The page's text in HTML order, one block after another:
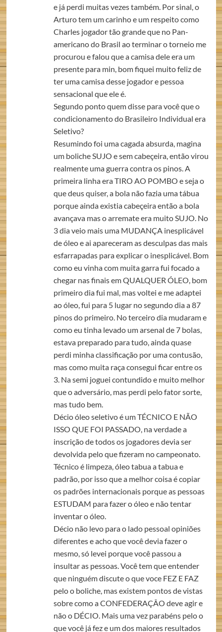
e já perdi muitas vezes também. Por sinal, o
Arturo tem um carinho e um respeito como
Charles jogador tão grande que no Pan-
americano do Brasil ao terminar o torneio me
procurou e falou que a camisa dele era um
presente para min, bom fiquei muito feliz de
ter uma camisa desse jogador e pessoa
sensacional que ele é.
Segundo ponto quem disse para você que o
condicionamento do Brasileiro Individual era
Seletivo?
Resumindo foi uma cagada absurda, magina
um boliche SUJO e sem cabeçeira, então virou
realmente uma guerra contra os pinos. A
primeira linha era TIRO AO POMBO e seja o
que deus quiser, a bola não fazia uma tábua
porque ainda existia cabeçeira então a bola
avançava mas o arremate era muito SUJO. No
3 dia veio mais uma MUDANÇA inesplicável
de óleo e ai apareceram as desculpas das mais
esfarrapadas para explicar o inesplicável. Bom
como eu vinha com muita garra fui focado a
chegar nas finais em QUALQUER ÓLEO, bom
primeiro dia fui mal, mas voltei e me adaptei
ao óleo, fui para 5 lugar no segundo dia a 87
pinos do primeiro. No terceiro dia mudaram e
como eu tinha levado um arsenal de 7 bolas,
estava preparado para tudo, ainda quase
perdi minha classificação por uma contusão,
mas como muita raça consegui ficar entre os
3. Na semi joguei contundido e muito melhor
que o adversário, mas perdi pelo fator sorte,
mas tudo bem.
Décio óleo seletivo é um TÉCNICO E NÃO
ISSO QUE FOI PASSADO, na verdade a
inscrição de todos os jogadores devia ser
devolvida pelo que fizeram no campeonato.
Técnico é limpeza, óleo tabua a tabua e
padrão, por isso que a melhor coisa é copiar
os padrões internacionais porque as pessoas
ESTUDAM para fazer o óleo e não tentar
inventar o óleo.
Décio não levo para o lado pessoal opiniões
diferentes e acho que você devia fazer o
mesmo, só levei porque você passou a
insultar as pessoas. Você tem que entender
que ninguém discute o que voce FEZ E FAZ
pelo o boliche, mas existem pontos de vistas
sobre como a CONFEDERAÇÂO deve agir e
não o DÉCIO. Mais uma vez parabéns pelo o
que você já fez e um dos maiores resultados